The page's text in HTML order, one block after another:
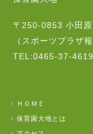
〒250-0853 小田
（スポーツプラザ
TEL:0465-37-4619
ＨＯＭＥ
保育園大地とは